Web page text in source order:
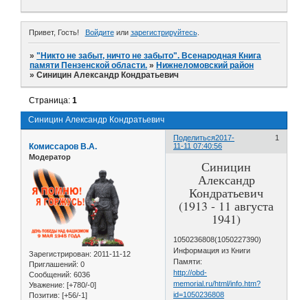
Привет, Гость! Войдитеили зарегистрируйтесь.
»"Никто не забыт, ничто не забыто". Всенародная Книга
памяти Пензенской области. » Нижнеломовский район
»Синицин Александр Кондратьевич
Синицин Александр Кондратьевич
Страница:1
Поделиться 1
2017-
11-11 07:40:56
Комиссаров В.А.
Модератор
Зарегистрирован: 2011-11-12
Приглашений: 0
Сообщений: 6036
Уважение: [+780/-0]
Позитив: [+56/-1]
Синицин
Александр
Кондратьевич
(1913 - 11 августа
1941)
1050236808(1050227390)
Информация из Книги
Памяти:
http://obd-
memorial.ru/html/info.htm?
id=1050236808